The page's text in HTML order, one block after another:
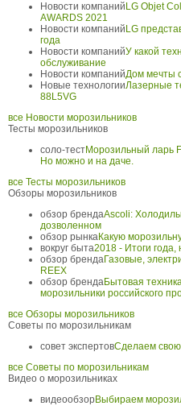
Новости компаний LG Objet
AWARDS 2021
Новости компаний LG
года
Новости компанийУ какой
обслуживание
Новости компанийДом мечты
Новые технологииЛазерные
88L5VG
все Новости морозильников
Тесты морозильников
соло-тестМорозильный ларь
Но можно и на даче.
все Тесты морозильников
Обзоры морозильников
обзор брендаAscoli:
дозволенном
обзор рынкаКакую
вокруг быта2018 - Итоги
обзор брендаГазовые,
REEX
обзор брендаБытовая
морозильники российского
все Обзоры морозильников
Советы по морозильникам
совет экспертовСделаем
все Советы по морозильникам
Видео о морозильниках
видеообзорВыбираем